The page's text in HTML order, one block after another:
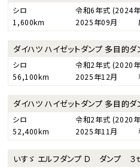
シロ 令和6年式 (2024
1,600km
2025年09月
ダイハツ ハイゼットダンプ 多目的
シロ 令和2年式 (2020
56,100km
2025年12月
ダイハツ ハイゼットダンプ 多目的
シロ 令和2年式 (2020
52,400km
2025年11月
いすゞ エルフダンプ Ｄ ダンプ